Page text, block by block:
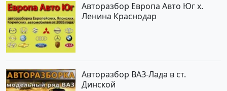
Авторазбор Европа Авто Юг х.
Ленина Краснодар
Авторазбор ВАЗ-Лада в ст.
Динской